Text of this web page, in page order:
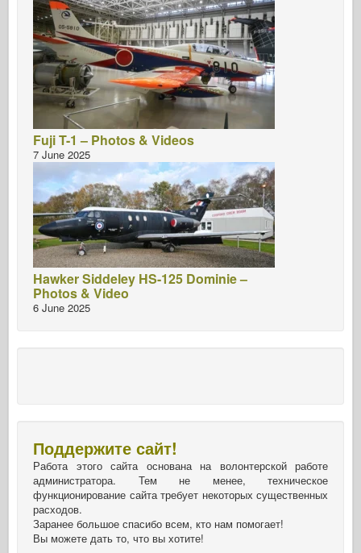
Fuji T-1 – Photos & Videos
7 June 2025
Hawker Siddeley HS-125 Dominie –
Photos & Video
6 June 2025
Поддержите сайт!
Работа этого сайта основана на волонтерской работе
администратора. Тем не менее, техническое
функционирование сайта требует некоторых существенных
расходов.
Заранее большое спасибо всем, кто нам помогает!
Вы можете дать то, что вы хотите!